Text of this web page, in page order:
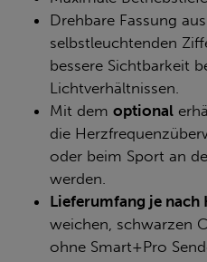
Drehbare Fassung
selbstleuchtenden
bessere Sichtbarkeit
Lichtverhältnissen.
Mit dem optional
die
oder beim Sport an
werden.
Lieferumfang je nach
weichen, schwarzen
ohne Smart+Pro